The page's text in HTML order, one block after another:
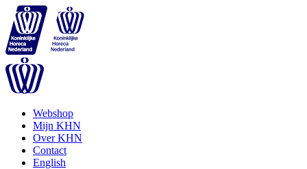
Webshop
Mijn KHN
Over KHN
Contact
English